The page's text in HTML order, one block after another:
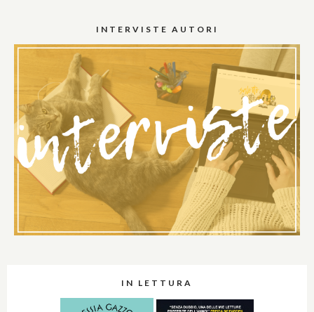
INTERVISTE AUTORI
IN LETTURA